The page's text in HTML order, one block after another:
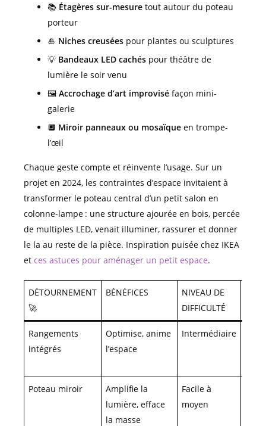
📚 Étagères sur-mesure tout autour du poteau
porteur
🎍 Niches creusées pour plantes ou sculptures
💡 Bandeaux LED cachés pour théâtre de
lumière le soir venu
🖼 Accrochage d’art improvisé façon mini-
galerie
🔲 Miroir panneaux ou mosaïque en trompe-
l’œil
Chaque geste compte et réinvente l’usage. Sur un
projet en 2024, les contraintes d’espace invitaient à
transformer le poteau central d’un petit salon en
colonne-lampe : une structure ajourée en bois, percée
de multiples LED, venait illuminer, rassurer et donner
le la au reste de la pièce. Inspiration puisée chez IKEA
et ces astuces pour aménager un petit espace.
DÉTOURNEMENT
🚀
BÉNÉFICES
NIVEAU DE
DIFFICULTÉ
Rangements
intégrés
Optimise, anime
l’espace
Intermédiaire
Poteau miroir
Amplifie la
lumière, efface
la masse
Facile à
moyen